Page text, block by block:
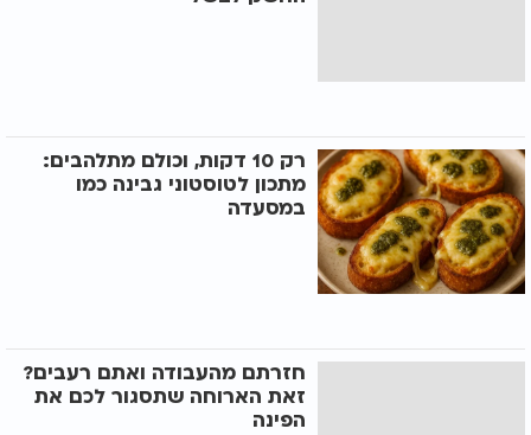
רק 10 דקות, וכולם מתלהבים:
מתכון לטוסטוני גבינה כמו
במסעדה
חזרתם מהעבודה ואתם רעבים?
זאת הארוחה שתסגור לכם את
הפינה